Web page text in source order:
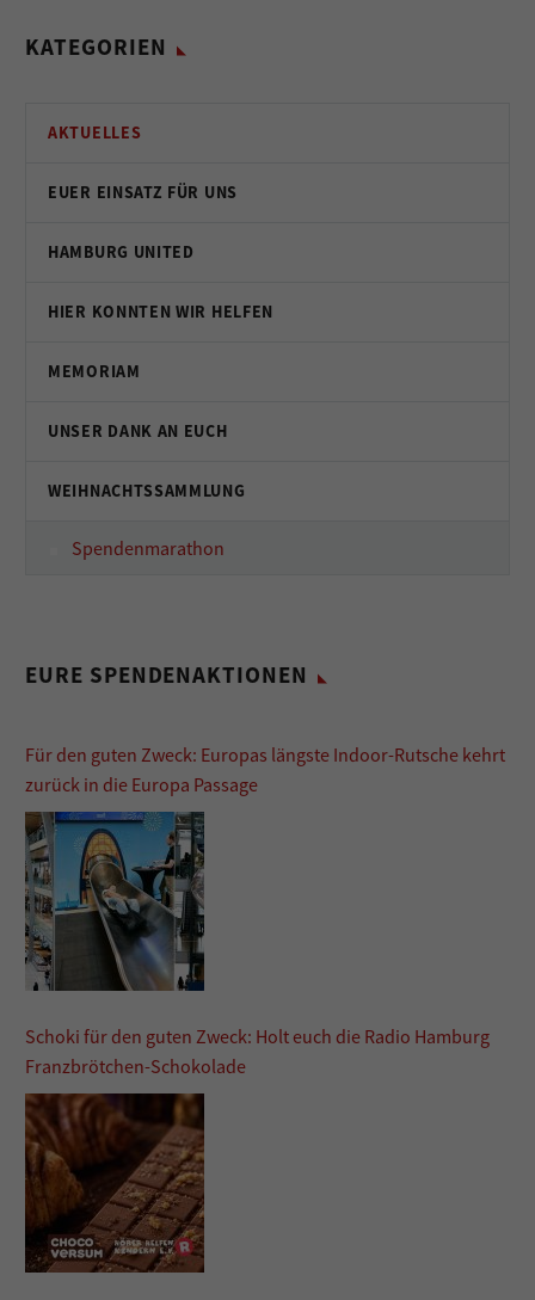
KATEGORIEN
AKTUELLES
EUER EINSATZ FÜR UNS
HAMBURG UNITED
HIER KONNTEN WIR HELFEN
MEMORIAM
UNSER DANK AN EUCH
WEIHNACHTSSAMMLUNG
Spendenmarathon
EURE SPENDENAKTIONEN
Für den guten Zweck: Europas längste Indoor-Rutsche kehrt
zurück in die Europa Passage
Schoki für den guten Zweck: Holt euch die Radio Hamburg
Franzbrötchen-Schokolade